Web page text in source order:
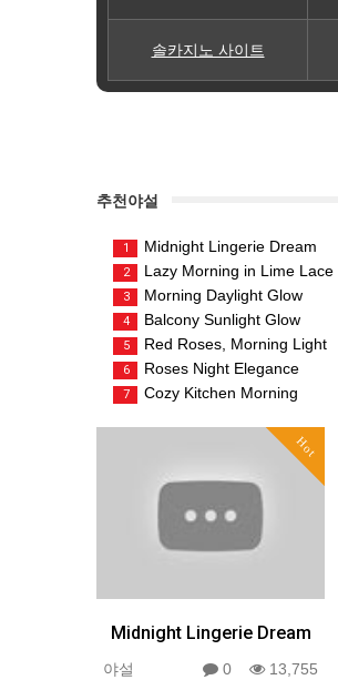
솔카지노 사이트
추천야설
1 Midnight Lingerie Dream
2 Lazy Morning in Lime Lace
3 Morning Daylight Glow
4 Balcony Sunlight Glow
5 Red Roses, Morning Light
6 Roses Night Elegance
7 Cozy Kitchen Morning
Hot
Midnight Lingerie Dream
야설 0 13,755